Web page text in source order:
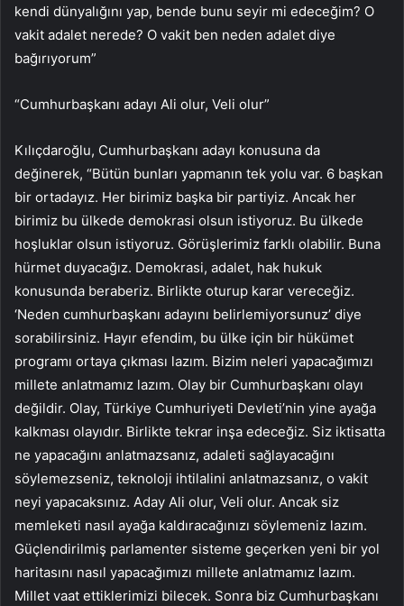
kendi dünyalığını yap, bende bunu seyir mi edeceğim? O
vakit adalet nerede? O vakit ben neden adalet diye
bağırıyorum”
“Cumhurbaşkanı adayı Ali olur, Veli olur”
Kılıçdaroğlu, Cumhurbaşkanı adayı konusuna da
değinerek, “Bütün bunları yapmanın tek yolu var. 6 başkan
bir ortadayız. Her birimiz başka bir partiyiz. Ancak her
birimiz bu ülkede demokrasi olsun istiyoruz. Bu ülkede
hoşluklar olsun istiyoruz. Görüşlerimiz farklı olabilir. Buna
hürmet duyacağız. Demokrasi, adalet, hak hukuk
konusunda beraberiz. Birlikte oturup karar vereceğiz.
‘Neden cumhurbaşkanı adayını belirlemiyorsunuz’ diye
sorabilirsiniz. Hayır efendim, bu ülke için bir hükümet
programı ortaya çıkması lazım. Bizim neleri yapacağımızı
millete anlatmamız lazım. Olay bir Cumhurbaşkanı olayı
değildir. Olay, Türkiye Cumhuriyeti Devleti’nin yine ayağa
kalkması olayıdır. Birlikte tekrar inşa edeceğiz. Siz iktisatta
ne yapacağını anlatmazsanız, adaleti sağlayacağını
söylemezseniz, teknoloji ihtilalini anlatmazsanız, o vakit
neyi yapacaksınız. Aday Ali olur, Veli olur. Ancak siz
memleketi nasıl ayağa kaldıracağınızı söylemeniz lazım.
Güçlendirilmiş parlamenter sisteme geçerken yeni bir yol
haritasını nasıl yapacağımızı millete anlatmamız lazım.
Millet vaat ettiklerimizi bilecek. Sonra biz Cumhurbaşkanı